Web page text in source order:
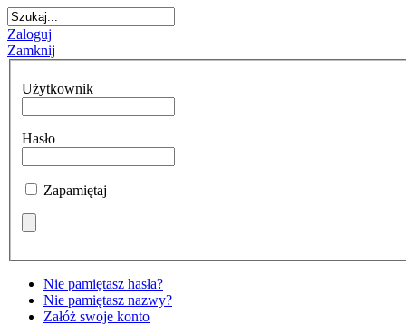
Zaloguj
Zamknij
Użytkownik
Hasło
Zapamiętaj
Nie pamiętasz hasła?
Nie pamiętasz nazwy?
Załóż swoje konto